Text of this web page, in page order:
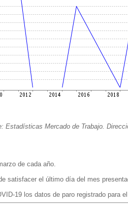
Estadísticas Mercado de Trabajo.
de cada año.
satisfacer el último día del mes
19 los datos de paro registrado